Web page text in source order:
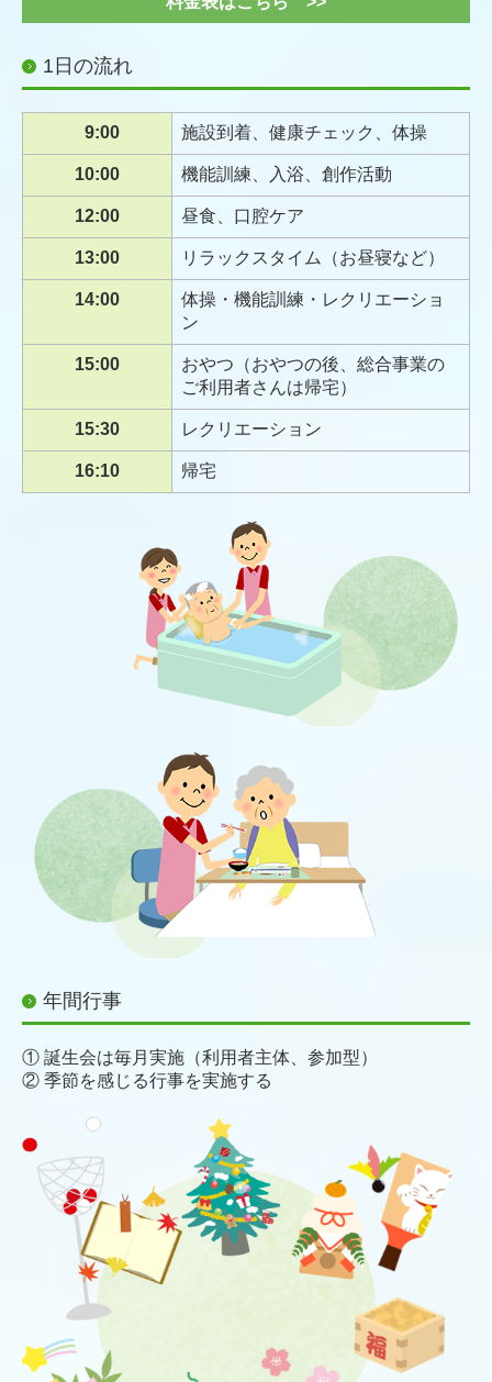
1日の流れ
9:00 施設到着、健康チェック、体操
10:00 機能訓練、入浴、創作活動
12:00 昼食、口腔ケア
13:00 リラックスタイム（お昼寝など）
14:00
体操・機能訓練・レクリエーショ
ン
15:00
おやつ（おやつの後、総合事業の
ご利用者さんは帰宅）
15:30 レクリエーション
16:10 帰宅
年間行事
① 誕生会は毎月実施（利用者主体、参加型）
② 季節を感じる行事を実施する